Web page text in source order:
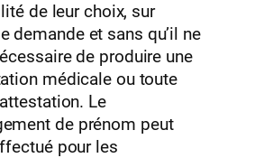
de leur choix, sur
demande et sans qu’il ne
de produire une
médicale ou toute
Le
de prénom peut
pour les